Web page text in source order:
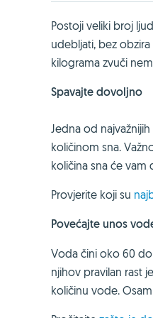
Postoji veliki broj
udebljati, bez
kilograma zvuči
Spavajte dovoljno
Jedna od
količinom sna.
količina sna će
Provjerite koji su
Povećajte unos
Voda čini oko 60 do
njihov pravilan rast
količinu vode.